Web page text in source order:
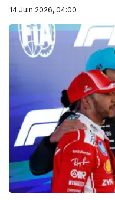
14 Juin 2026, 04:00